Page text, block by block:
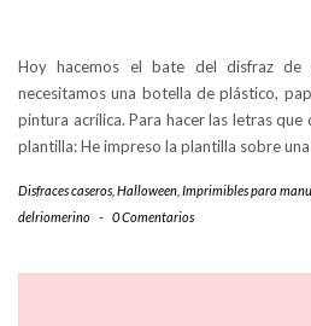
Hoy hacemos el bate del disfraz de
necesitamos una botella de plástico,
pintura acrílica. Para hacer las letras
plantilla: He impreso la plantilla sobre
Disfraces caseros Halloween Imprimibles para
delriomerino - 0 Comentarios